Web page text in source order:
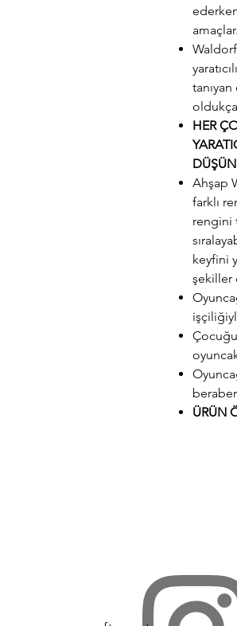
amaçlar.
HER
Ahşap
farklı
rengini
keyfini
şekiller
ÜRÜN